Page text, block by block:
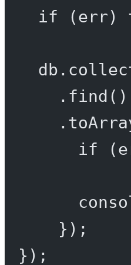
if (err)
db.
. find ()
.
if
});
});